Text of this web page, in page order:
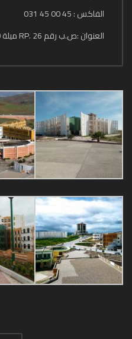
الفاكس : 45 00 45 031
العنوان :ص.ب رقم 26 .RP ميلة 43000 الجزائر